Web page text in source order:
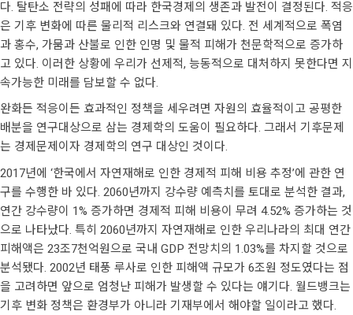
다. 탈탄소 전략의 성패에 따라 한국경제의 생존과 발전이 결정된다. 적응
은 기후 변화에 따른 물리적 리스크와 연결돼 있다. 전 세계적으로 폭염
과 홍수, 가뭄과 산불로 인한 인명 및 물적 피해가 천문학적으로 증가하
고 있다. 이러한 상황에 우리가 선제적, 능동적으로 대처하지 못한다면 지
속가능한 미래를 담보할 수 없다.
완화든 적응이든 효과적인 정책을 세우려면 자원의 효율적이고 공평한
배분을 연구대상으로 삼는 경제학의 도움이 필요하다. 그래서 기후문제
는 경제문제이자 경제학의 연구 대상인 것이다.
2017년에 ‘한국에서 자연재해로 인한 경제적 피해 비용 추정’에 관한 연
구를 수행한 바 있다. 2060년까지 강수량 예측치를 토대로 분석한 결과,
연간 강수량이 1% 증가하면 경제적 피해 비용이 무려 4.52% 증가하는 것
으로 나타났다. 특히 2060년까지 자연재해로 인한 우리나라의 최대 연간
피해액은 23조7천억원으로 국내 GDP 전망치의 1.03%를 차지할 것으로
분석됐다. 2002년 태풍 루사로 인한 피해액 규모가 6조원 정도였다는 점
을 고려하면 앞으로 엄청난 피해가 발생할 수 있다는 얘기다. 월드뱅크는
기후 변화 정책은 환경부가 아니라 기재부에서 해야할 일이라고 했다.